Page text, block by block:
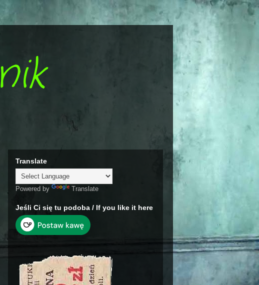
Translate
Powered by Translate
Jeśli Ci się tu podoba / If you like it here